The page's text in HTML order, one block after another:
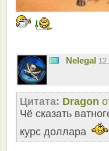
Nelegal
Цитата: Dragon
Чё сказать
курс доллара